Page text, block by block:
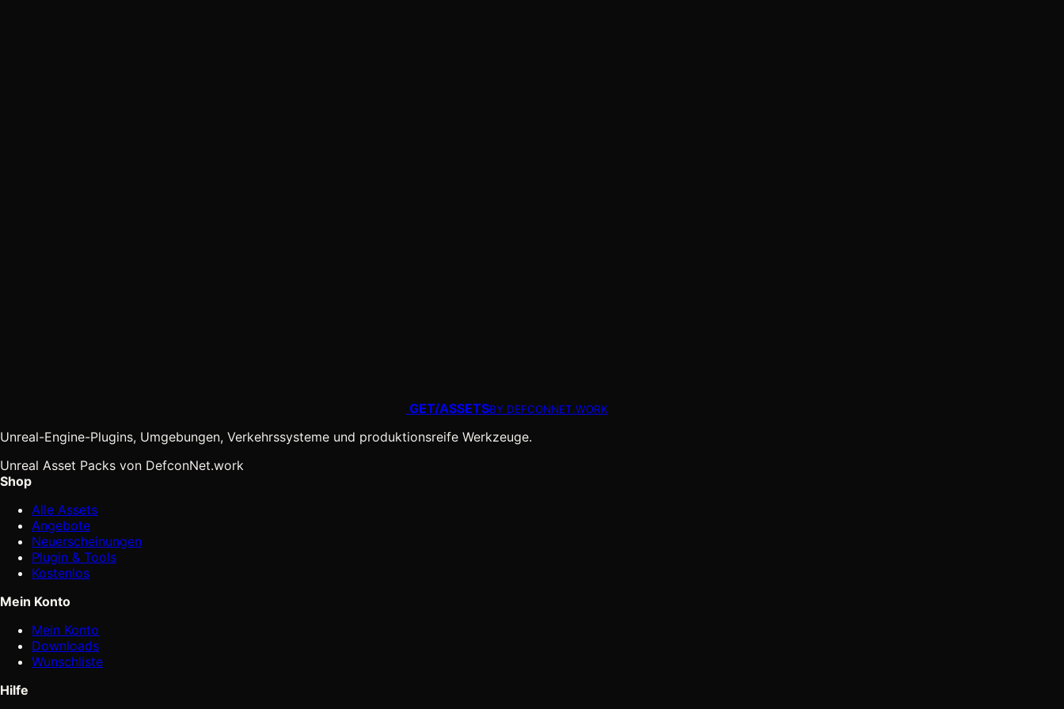
GET/ASSETSBY DEFCONNET.WORK
Unreal-Engine-Plugins, Umgebungen, Verkehrssysteme und produktionsreife Werkzeuge.
Unreal Asset Packs von DefconNet.work
Shop
Alle Assets
Angebote
Neuerscheinungen
Plugin & Tools
Kostenlos
Mein Konto
Mein Konto
Downloads
Wunschliste
Hilfe